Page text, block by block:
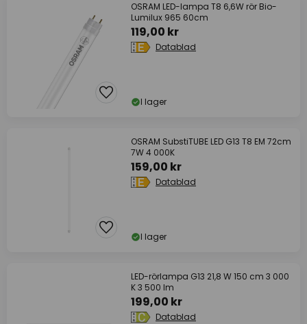
OSRAM LED-lampa T8 6,6W rör Bio-
Lumilux 965 60cm
119,00 kr
Datablad
I lager
OSRAM SubstiTUBE LED G13 T8 EM 72cm
7W 4 000K
159,00 kr
Datablad
I lager
LED-rörlampa G13 21,8 W 150 cm 3 000
K 3 500 lm
199,00 kr
Datablad